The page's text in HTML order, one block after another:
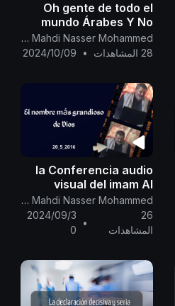
Oh gente de todo el
mundo Árabes Y No
Árabes... el planeta del
castigo se ha
Canal Oficial Del Imam Al Mahdi Nasser Mohammed
28 المشاهدات
•
2024/10/09
la Conferencia audio
visual del imam Al
Mahdi acerca del
Nombre Más Grandioso
De Dios...20/5/2016
Canal Oficial Del Imam Al Mahdi Nasser Mohammed
26
المشاهدات
•
2024/09/3
0